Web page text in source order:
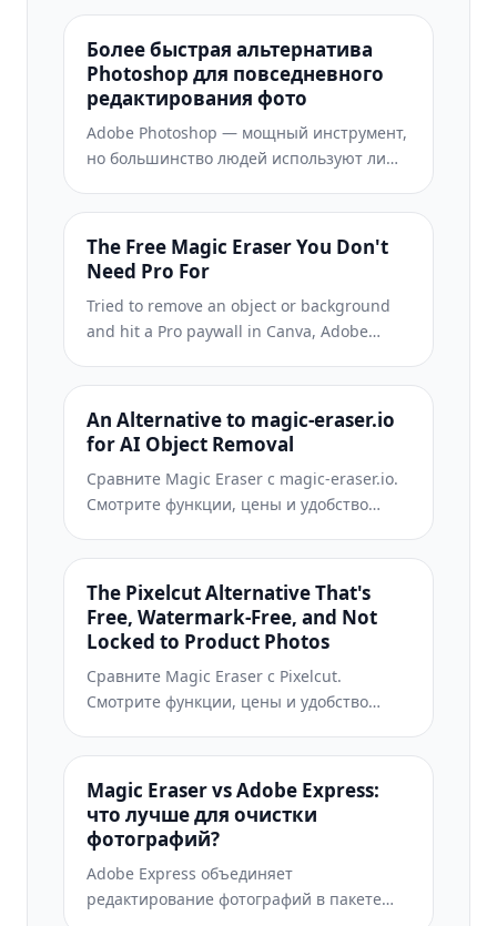
фона — узнайте, какой редактор лучше
всего подходит для вашей работы.
Более быстрая альтернатива
Photoshop для повседневного
редактирования фото
Adobe Photoshop — мощный инструмент,
но большинство людей используют лишь
Eraser предоставляет именно те
инструменты обработки фото, которые
вам действительно нужны — удаление
объектов, удаление фона, улучшение с
помощью AI и генеративную заливку — в
более простом интерфейсе, который
работает в вебе и на мобильных
устройствах и не требует подписки для
начала работы.
The Free Magic Eraser You Don't
Need Pro For
Tried to remove an object or background
and hit a Pro paywall in Canva, Adobe
does the same job — object removal,
background removal, watermark cleanup,
and enhancement — for free. No
subscription, and no watermark stamped
on your download.
An Alternative to magic-eraser.io
for AI Object Removal
Сравните Magic Eraser с magic-eraser.io.
Смотрите функции, цены и удобство
почему Magic Eraser — лучший выбор
для AI-обработки фото.
The Pixelcut Alternative That's
Free, Watermark-Free, and Not
Locked to Product Photos
Сравните Magic Eraser с Pixelcut.
Смотрите функции, цены и удобство
почему Magic Eraser — лучший выбор
для AI-обработки фото.
Magic Eraser vs Adobe Express:
что лучше для очистки
фотографий?
Adobe Express объединяет
редактирование фотографий в пакете